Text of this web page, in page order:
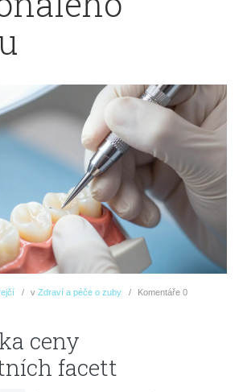
v Zdraví a péče o zuby Komentáře 0
ceny
facett